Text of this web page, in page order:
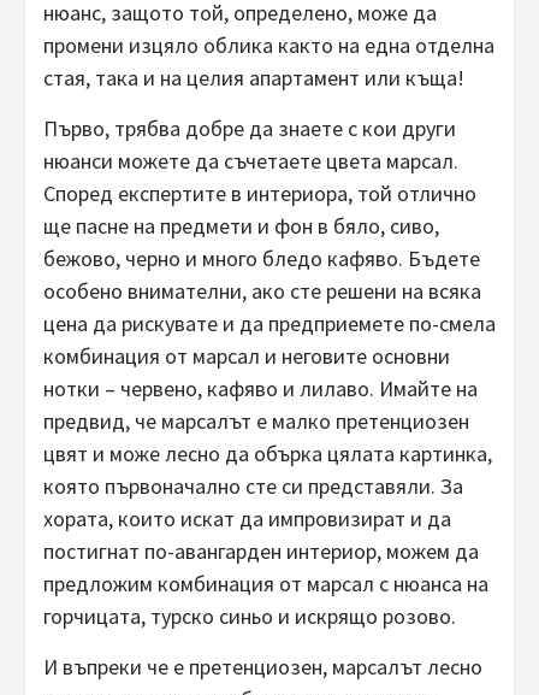
нюанс, защото той, определено, може да
промени изцяло облика както на една отделна
стая, така и на целия апартамент или къща!
Първо, трябва добре да знаете с кои други
нюанси можете да съчетаете цвета марсал.
Според експертите в интериора, той отлично
ще пасне на предмети и фон в бяло, сиво,
бежово, черно и много бледо кафяво. Бъдете
особено внимателни, ако сте решени на всяка
цена да рискувате и да предприемете по-смела
комбинация от марсал и неговите основни
нотки – червено, кафяво и лилаво. Имайте на
предвид, че марсалът е малко претенциозен
цвят и може лесно да обърка цялата картинка,
която първоначално сте си представяли. За
хората, които искат да импровизират и да
постигнат по-авангарден интериор, можем да
предложим комбинация от марсал с нюанса на
горчицата, турско синьо и искрящо розово.
И въпреки че е претенциозен, марсалът лесно